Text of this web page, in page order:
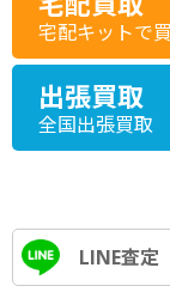
宅配キットで
出張買取
全国出張買取
LINE査定